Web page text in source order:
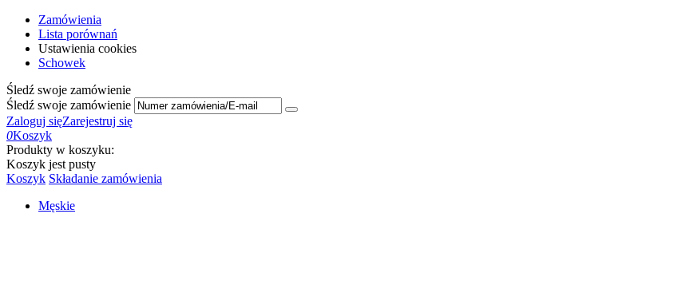
Zamówienia
Lista porównań
Ustawienia cookies
Schowek
Śledź swoje zamówienie
Śledź swoje zamówienie
Zaloguj sięZarejestruj się
0Koszyk
Produkty w koszyku:
Koszyk jest pusty
Koszyk Składanie zamówienia
Męskie